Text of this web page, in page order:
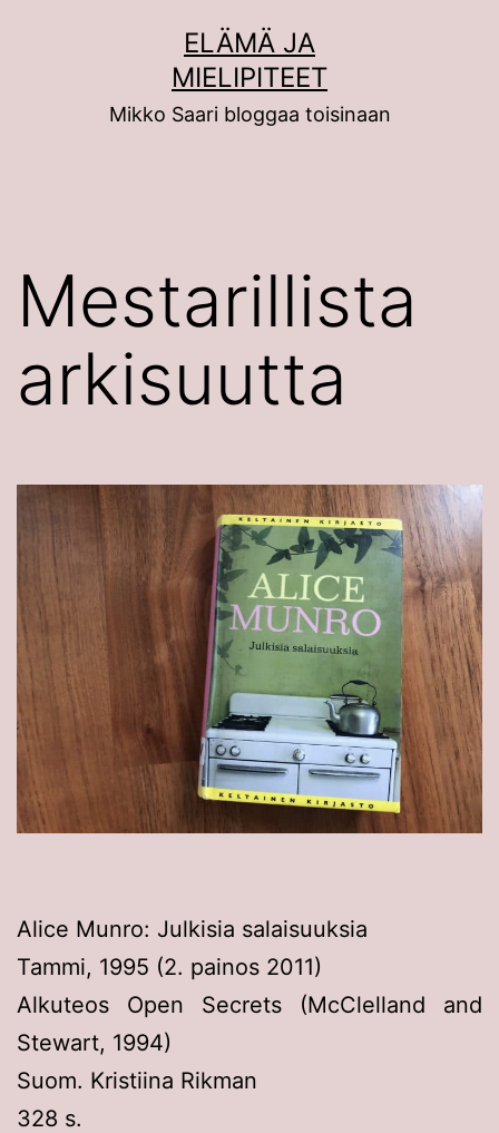
ELÄMÄ JA
MIELIPITEET
Mikko Saari bloggaa toisinaan
Mestarillista
arkisuutta
Alice Munro: Julkisia salaisuuksia
Tammi, 1995 (2. painos 2011)
Alkuteos Open Secrets (McClelland and
Stewart, 1994)
Suom. Kristiina Rikman
328 s.